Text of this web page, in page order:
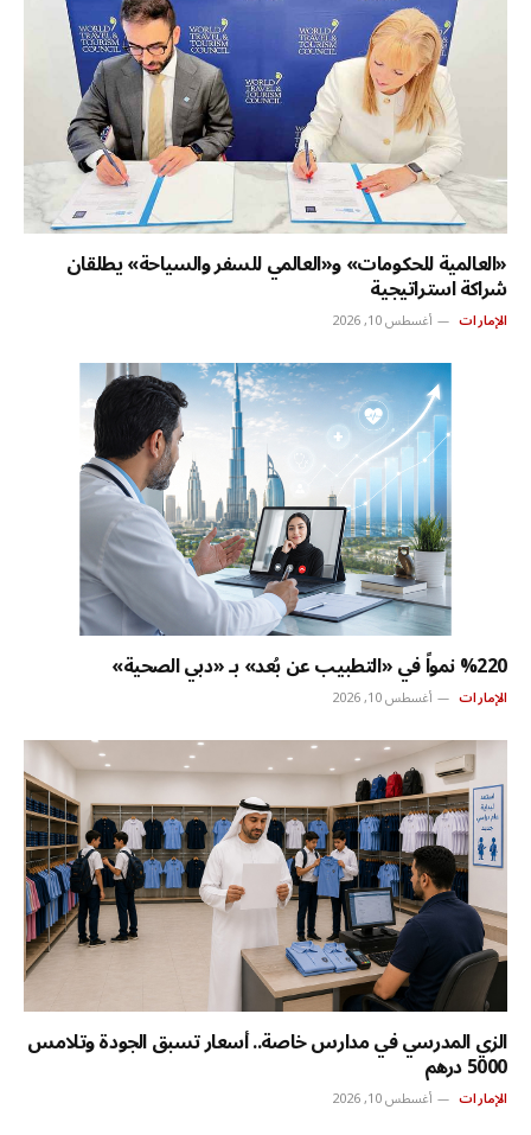
«العالمية للحكومات» و«العالمي للسفر والسياحة» يطلقان
شراكة استراتيجية
الإمارات أغسطس 10, 2026
%220 نمواً في «التطبيب عن بُعد» بـ «دبي الصحية»
الإمارات أغسطس 10, 2026
الزي المدرسي في مدارس خاصة.. أسعار تسبق الجودة وتلامس
5000 درهم
الإمارات أغسطس 10, 2026